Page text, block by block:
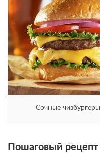
Сочные
Пошаговый рецепт